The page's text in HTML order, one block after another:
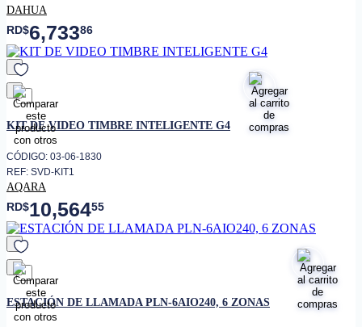
DAHUA
RD$6,73386
favorito
KIT DE VIDEO TIMBRE INTELIGENTE G4
CÓDIGO: 03-06-1830
REF: SVD-KIT1
AQARA
RD$10,56455
favorito
ESTACIÓN DE LLAMADA PLN-6AIO240, 6 ZONAS